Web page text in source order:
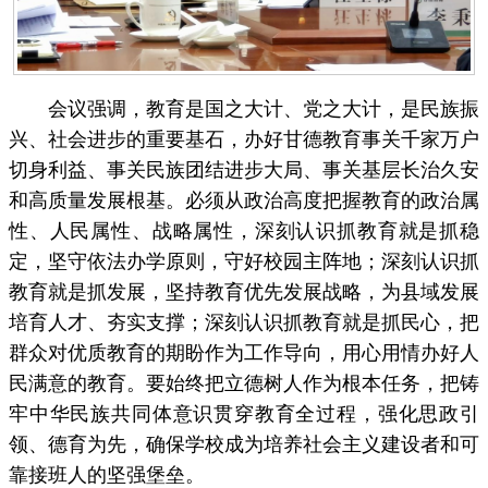
会议强调，教育是国之大计、党之大计，是民族振
兴、社会进步的重要基石，办好甘德教育事关千家万户
切身利益、事关民族团结进步大局、事关基层长治久安
和高质量发展根基。必须从政治高度把握教育的政治属
性、人民属性、战略属性，深刻认识抓教育就是抓稳
定，坚守依法办学原则，守好校园主阵地；深刻认识抓
教育就是抓发展，坚持教育优先发展战略，为县域发展
培育人才、夯实支撑；深刻认识抓教育就是抓民心，把
群众对优质教育的期盼作为工作导向，用心用情办好人
民满意的教育。要始终把立德树人作为根本任务，把铸
牢中华民族共同体意识贯穿教育全过程，强化思政引
领、德育为先，确保学校成为培养社会主义建设者和可
靠接班人的坚强堡垒。